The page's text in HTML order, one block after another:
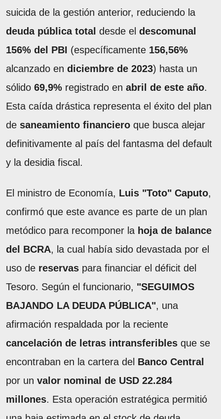
suicida de la gestión anterior, reduciendo la
deuda pública total desde el descomunal
156% del PBI (específicamente 156,56%
alcanzado en diciembre de 2023) hasta un
sólido 69,9% registrado en abril de este año.
Esta caída drástica representa el éxito del plan
de saneamiento financiero que busca alejar
definitivamente al país del fantasma del default
y la desidia fiscal.
El ministro de Economía, Luis "Toto" Caputo,
confirmó que este avance es parte de un plan
metódico para recomponer la hoja de balance
del BCRA, la cual había sido devastada por el
uso de reservas para financiar el déficit del
Tesoro. Según el funcionario, "SEGUIMOS
BAJANDO LA DEUDA PÚBLICA", una
afirmación respaldada por la reciente
cancelación de letras intransferibles que se
encontraban en la cartera del Banco Central
por un valor nominal de USD 22.284
millones. Esta operación estratégica permitió